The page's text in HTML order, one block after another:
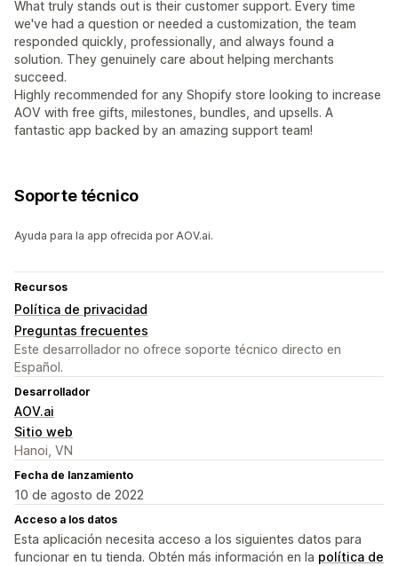
What truly stands out is their customer support. Every time
we've had a question or needed a customization, the team
responded quickly, professionally, and always found a
solution. They genuinely care about helping merchants
succeed.
Highly recommended for any Shopify store looking to increase
AOV with free gifts, milestones, bundles, and upsells. A
fantastic app backed by an amazing support team!
Soporte técnico
Ayuda para la app ofrecida por AOV.ai.
Recursos
Política de privacidad
Preguntas frecuentes
Este desarrollador no ofrece soporte técnico directo en
Español.
Desarrollador
AOV.ai
Sitio web
Hanoi, VN
Fecha de lanzamiento
10 de agosto de 2022
Acceso a los datos
Esta aplicación necesita acceso a los siguientes datos para
funcionar en tu tienda. Obtén más información en la política de